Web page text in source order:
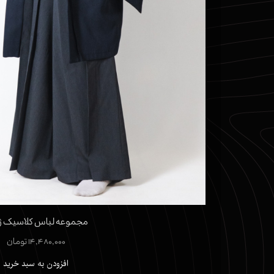
مجموعه لباس کلاسیک
۱۴,۴۸۰,۰۰۰ تومان
افزودن به سبد خرید